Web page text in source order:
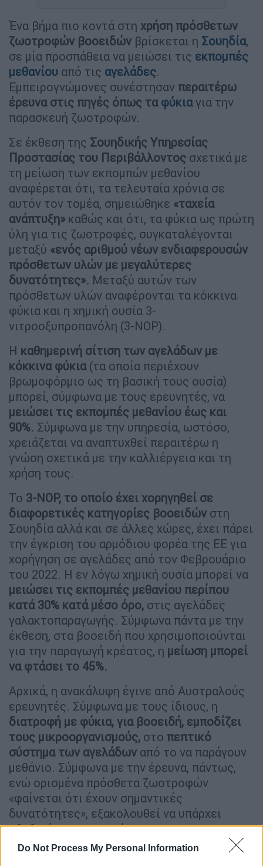
Do Not Process My Personal Information
Ένα βήμα πιο κοντά στη χρήση πρόσθετων
ζωοτροφών βοοειδών βρίσκεται η Σουηδία,
σε μία προσπάθεια να μειώσει τις εκπομπές
μεθανίου από τις αγελάδες.
Εμπειρογνώμονες συνέστησαν περαιτέρω
έρευνα στις πηγές όπως ταφύκια για την
παρασκευή ζωοτροφών.
Σε έκθεση της Σουηδικής Υπηρεσίας
Προστασίας του Περιβάλλοντος σχετικά με
τη μείωση των εκπομπών μεθανίου
αναφέρεται ότι, τα τελευταία χρόνια σε
αυτόν τον τομέα, σημειώθηκε «ταχεία
ανάπτυξη» καθώς και ότι, τα φύκια ως πρώτη
ύλη για τις ζωοτροφές, συγκαταλέγονται
μεταξύ «ενός αριθμού νέων ενδιαφερουσών
πρόσθετων υλών με μεγαλύτερες
δυνατότητες». Μεταξύ αυτών των
πρόσθετων υλών αναφέρονται τα κόκκινα
φύκια και η χημική ουσία 3-
νιτροοξυπροπανόλη (3-NOP).
Η καθημερινή σίτιση των αγελάδων με
κόκκινα φύκια(τα οποία περιέχουν
βρωμοφόρμιο ως τη βασική τους ουσία)
μπορεί, σύμφωνα με τους ερευνητές, να
μειώσει τις εκπομπές μεθανίου έως και
90%. Σύμφωνα με την υπηρεσία, ωστόσο,
χρειάζεται να αναπτυχθεί περαιτέρω η
γνώση σχετικά με την καλλιέργεια και τη
χρήση τους.
Το 3-NOP, το οποίο έχει χορηγηθεί σε
διαφορετικές κατηγορίες βοοειδών στη
Σουηδία αλλά και σε άλλες χώρες, έχει πάρει
την έγκριση του αρμόδιου φορέα της ΕΕ για
χορήγηση σε αγελάδες από τον Φεβρουάριο
του 2022. Η εν λόγω χημική ουσία μπορεί να
μειώσει τις εκπομπές μεθανίου περίπου
κατά 30% κατά μέσο όρο, στις αγελάδες
γαλακτοπαραγωγής. Σύμφωνα πάντα με την
έκθεση, στα βοοειδή που χρησιμοποιούνται
για την παραγωγή κρέατος, η μείωση μπορεί
να φτάσει το 45%.
Αρχικά, η ανακάλυψη έγινε από Αυστραλούς
ερευνητές. Σύμφωνα με τους ίδιους, η
διατροφή με φύκια, για βοοειδή, εμποδίζει
τους μικροοργανισμούς, στο πεπτικό
σύστημα των αγελάδων από το να παράγουν
μεθάνιο. Σύμφωνα με την έρευνα, πάντως,
ενώ ορισμένα πρόσθετα ζωοτροφών
«φαίνεται ότι έχουν σημαντικές
δυνατότητες», εξακολουθεί να υπάρχει
αβεβαιότητα σχετικά με τις
μακροπρόθεσμες επιπτώσεις και